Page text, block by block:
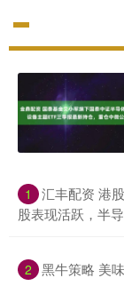
1
汇丰配资 港
股表现活跃，半
2 黑牛策略 美